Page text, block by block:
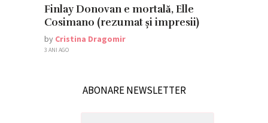
Finlay Donovan e mortală, Elle
Cosimano (rezumat și impresii)
by Cristina Dragomir
3 ANI AGO
ABONARE NEWSLETTER